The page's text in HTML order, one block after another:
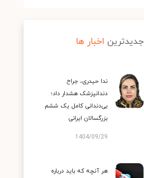
جدیدترین اخبار ها
ندا حیدری، جراح
دندانپزشک هشدار داد؛
بی‌دندانی کامل یک ششم
بزرگسالان ایرانی
1404/09/29
هر آنچه که باید درباره